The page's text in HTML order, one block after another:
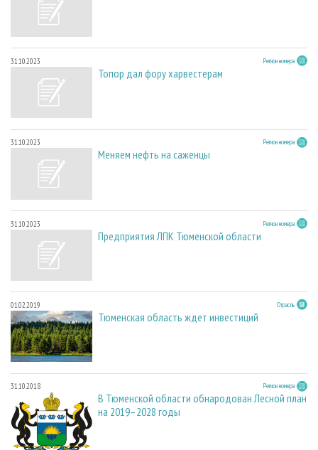
31.10.2023 Регион номера
Топор дал фору харвестерам
31.10.2023 Регион номера
Меняем нефть на саженцы
31.10.2023 Регион номера
Предприятия ЛПК Тюменской области
01.02.2019 Отрасль
Тюменская область ждет инвестиций
31.10.2018 Регион номера
В Тюменской области обнародован Лесной план
на 2019–2028 годы